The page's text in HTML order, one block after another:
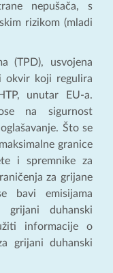
nepušača, s
rizikom (mladi
(TPD), usvojena
okvir koji regulira
unutar EU-a.
na sigurnost
Što se
granice
i spremnike za
za grijane
bavi emisijama
grijani duhanski
informacije o
grijani duhanski